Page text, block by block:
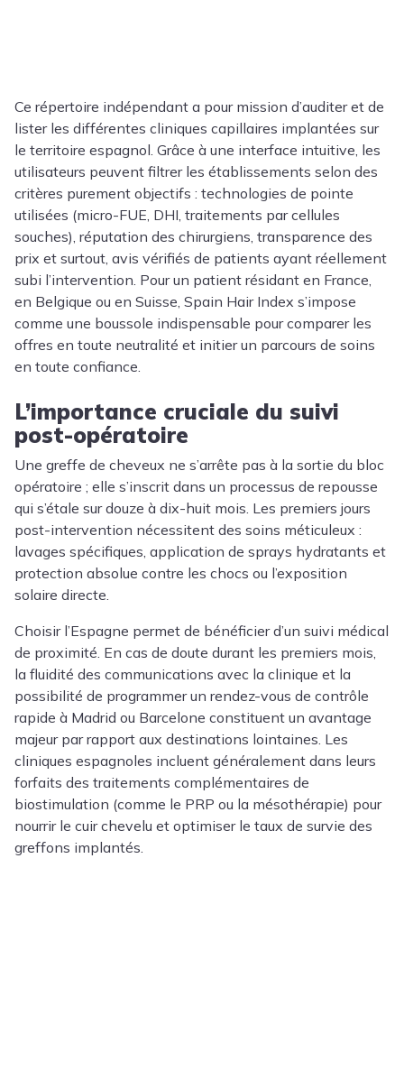
Ce répertoire indépendant a pour mission d’auditer et de
lister les différentes cliniques capillaires implantées sur
le territoire espagnol. Grâce à une interface intuitive, les
utilisateurs peuvent filtrer les établissements selon des
critères purement objectifs : technologies de pointe
utilisées (micro-FUE, DHI, traitements par cellules
souches), réputation des chirurgiens, transparence des
prix et surtout, avis vérifiés de patients ayant réellement
subi l’intervention. Pour un patient résidant en France,
en Belgique ou en Suisse, Spain Hair Index s’impose
comme une boussole indispensable pour comparer les
offres en toute neutralité et initier un parcours de soins
en toute confiance.
L’importance cruciale du suivi
post-opératoire
Une greffe de cheveux ne s’arrête pas à la sortie du bloc
opératoire ; elle s’inscrit dans un processus de repousse
qui s’étale sur douze à dix-huit mois. Les premiers jours
post-intervention nécessitent des soins méticuleux :
lavages spécifiques, application de sprays hydratants et
protection absolue contre les chocs ou l’exposition
solaire directe.
Choisir l’Espagne permet de bénéficier d’un suivi médical
de proximité. En cas de doute durant les premiers mois,
la fluidité des communications avec la clinique et la
possibilité de programmer un rendez-vous de contrôle
rapide à Madrid ou Barcelone constituent un avantage
majeur par rapport aux destinations lointaines. Les
cliniques espagnoles incluent généralement dans leurs
forfaits des traitements complémentaires de
biostimulation (comme le PRP ou la mésothérapie) pour
nourrir le cuir chevelu et optimiser le taux de survie des
greffons implantés.